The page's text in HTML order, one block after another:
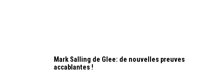
Mark Salling de Glee: de nouvelles preuves
accablantes !